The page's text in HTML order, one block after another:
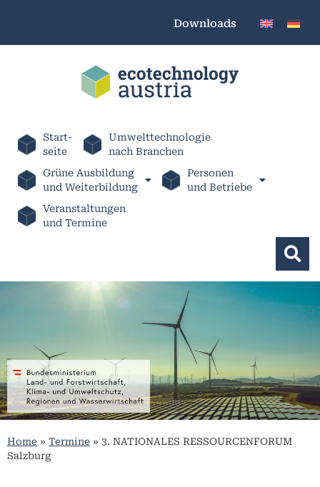
Downloads
Start-
seite
Umwelttechnologie
nach Branchen
Grüne Ausbildung
und Weiterbildung
Personen
und Betriebe
Veranstaltungen
und Termine
Home » Termine » 3. NATIONALES RESSOURCENFORUM
Salzburg